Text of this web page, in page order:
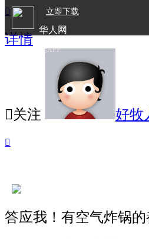
立即下载
华人网
欧洲华人生活APP

详情
关注 好牧

答应我！有空气炸锅的